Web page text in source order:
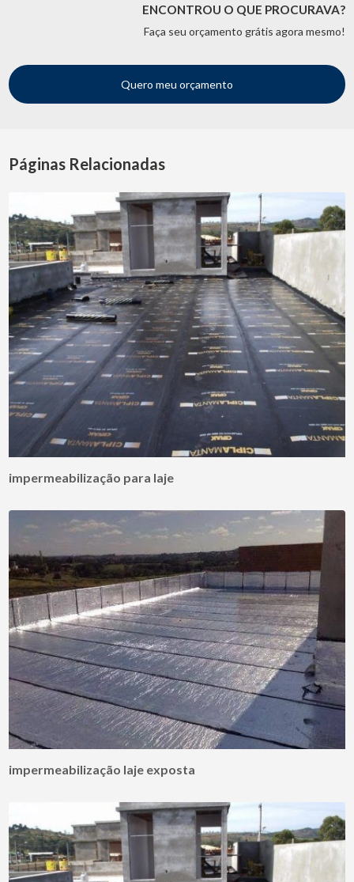
ENCONTROU O QUE PROCURAVA?
Faça seu orçamento grátis agora mesmo!
Quero meu orçamento
Páginas Relacionadas
impermeabilização para laje
impermeabilização laje exposta